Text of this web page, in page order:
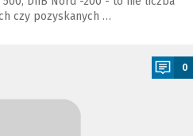
czy pozyskanych …
0